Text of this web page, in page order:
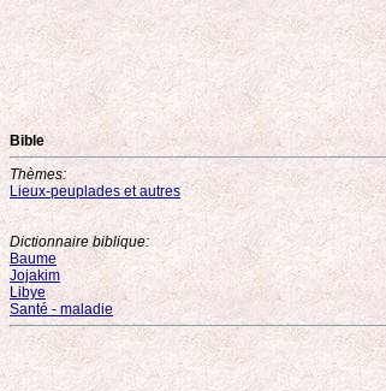
Bible
Thèmes:
Lieux-peuplades et autres
Dictionnaire biblique:
Baume
Jojakim
Libye
Santé - maladie